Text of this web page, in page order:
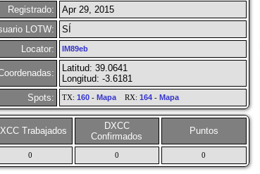
Registrado:
Apr 29, 2015
LOTW:
SÍ
Locator:
IM89eb
Latitud: 39.0641
Longitud: -3.6181
Spots:
TX: 160- MapaRX: 164- Mapa
Trabajados
DXCC
Confirmados
Puntos
0 0 0